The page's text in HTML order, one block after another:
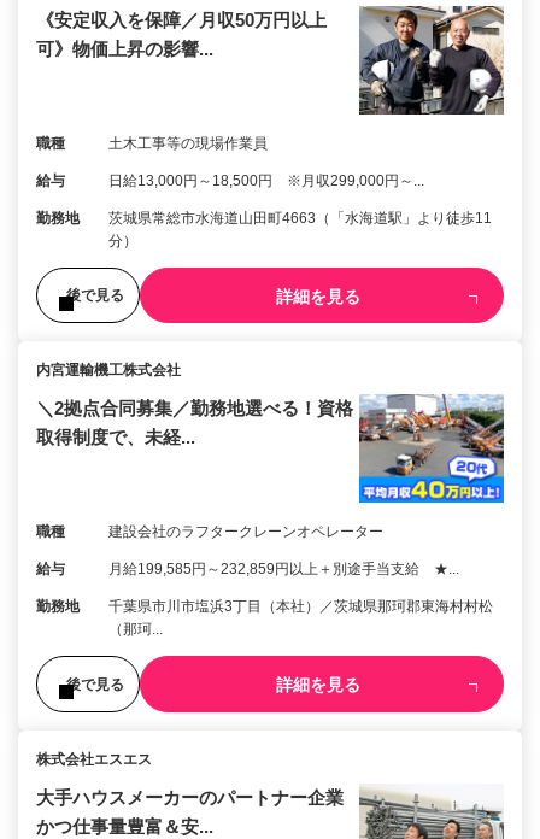
《安定収入を保障／月収50万円以上
可》物価上昇の影響...
職種 土木工事等の現場作業員
給与 日給13,000円～18,500円 ※月収299,000円～...
勤務地
茨城県常総市水海道山田町4663（「水海道駅」より徒歩11
分）
後で見る 詳細を見る
内宮運輸機工株式会社
＼2拠点合同募集／勤務地選べる！資格
取得制度で、未経...
職種 建設会社のラフタークレーンオペレーター
給与 月給199,585円～232,859円以上＋別途手当支給 ★...
勤務地
千葉県市川市塩浜3丁目（本社）／茨城県那珂郡東海村村松
（那珂...
後で見る 詳細を見る
株式会社エスエス
大手ハウスメーカーのパートナー企業
かつ仕事量豊富＆安...